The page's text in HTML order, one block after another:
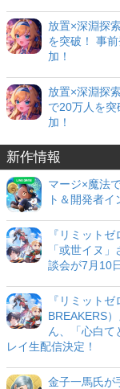
放置×深淵探
を突破！ 事
加！
放置×深淵探
で20万人を
加！
新作情報
マージ×魔法
ト＆開発者
『リミット
「或世イヌ
談会が7月10
『リミット
BREAKERS
ん、「心白て
レイ生配信決定！
金子一馬氏が